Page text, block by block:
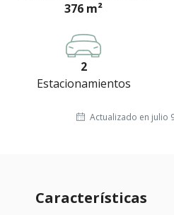
376 m²
2
Estacionamientos
Actualizado en julio
Características